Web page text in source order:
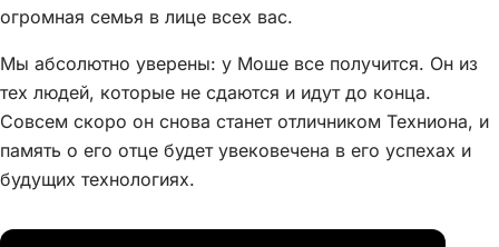
огромная семья в лице всех вас.
Мы абсолютно уверены: у Моше все получится. Он из
тех людей, которые не сдаются и идут до конца.
Совсем скоро он снова станет отличником Техниона, и
память о его отце будет увековечена в его успехах и
будущих технологиях.